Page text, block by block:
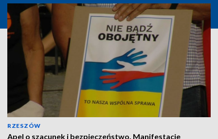
RZESZÓW
Apel o szacunek i bezpieczeństwo. Manifestacje